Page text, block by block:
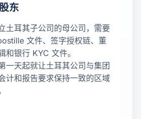
东
土耳其子公司的母公司，需要
文件、签字授权链、董
和银行 KYC 文件。
一天起就让土耳其公司与集团
计和报告要求保持一致的区域